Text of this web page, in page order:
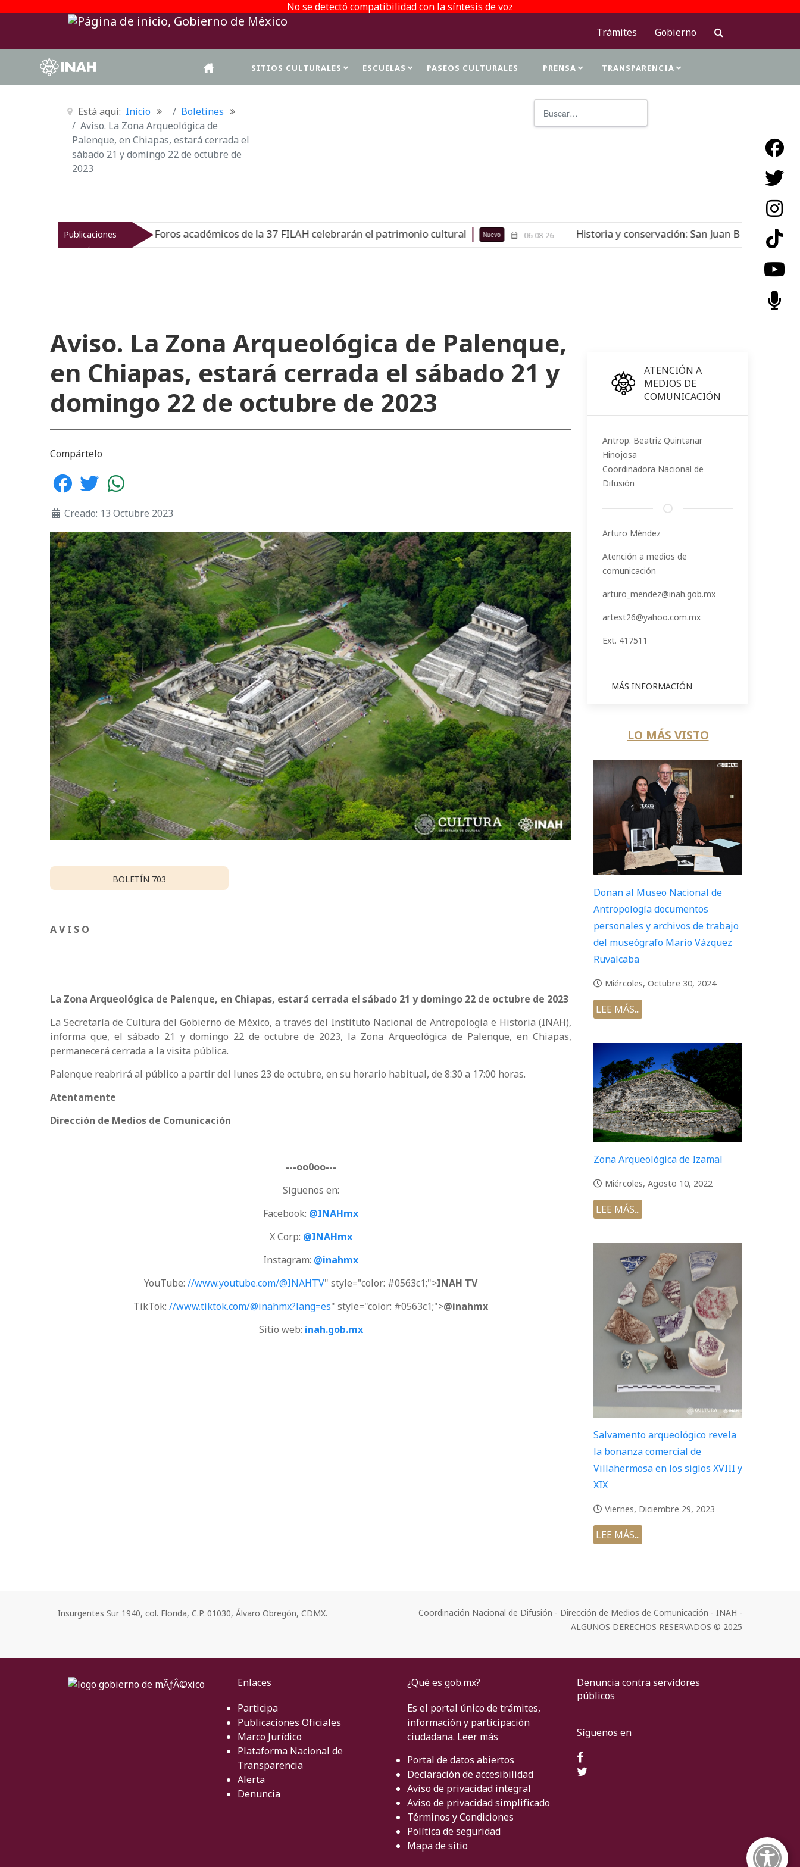
No se detectó compatibilidad con la síntesis de voz
Trámites
Gobierno
SITIOS CULTURALES ESCUELAS PASEOS CULTURALES PRENSA TRANSPARENCIA
Está aquí: Inicio
Boletines
Aviso. La Zona Arqueológica de
Palenque, en Chiapas, estará cerrada el
sábado 21 y domingo 22 de octubre de
2023
Publicaciones
recientes
Foros académicos de la 37 FILAH celebrarán el patrimonio cultural Nuevo 06-08-26 Historia y conservación: San Juan Bautista de Atenango del Río
Aviso. La Zona Arqueológica de Palenque,
en Chiapas, estará cerrada el sábado 21 y
domingo 22 de octubre de 2023
Compártelo
Creado: 13 Octubre 2023
BOLETÍN 703
A V I S O
La Zona Arqueológica de Palenque, en Chiapas, estará cerrada el sábado 21 y domingo 22 de octubre de 2023
La Secretaría de Cultura del Gobierno de México, a través del Instituto Nacional de Antropología e Historia (INAH),
informa que, el sábado 21 y domingo 22 de octubre de 2023, la Zona Arqueológica de Palenque, en Chiapas,
permanecerá cerrada a la visita pública.
Palenque reabrirá al público a partir del lunes 23 de octubre, en su horario habitual, de 8:30 a 17:00 horas.
Atentamente
Dirección de Medios de Comunicación
---oo0oo---
Síguenos en:
Facebook: @INAHmx
X Corp: @INAHmx
Instagram: @inahmx
YouTube: //www.youtube.com/@INAHTV" style="color: #0563c1;">INAH TV
TikTok: //www.tiktok.com/@inahmx?lang=es" style="color: #0563c1;">@inahmx
Sitio web: inah.gob.mx
ATENCIÓN A
MEDIOS DE
COMUNICACIÓN
Antrop. Beatriz Quintanar
Hinojosa
Coordinadora Nacional de
Difusión
Arturo Méndez
Atención a medios de
comunicación
arturo_mendez@inah.gob.mx
artest26@yahoo.com.mx
Ext. 417511
MÁS INFORMACIÓN
LO MÁS VISTO
Donan al Museo Nacional de
Antropología documentos
personales y archivos de trabajo
del museógrafo Mario Vázquez
Ruvalcaba
Miércoles, Octubre 30, 2024
LEE MÁS...
Zona Arqueológica de Izamal
Miércoles, Agosto 10, 2022
LEE MÁS...
Salvamento arqueológico revela
la bonanza comercial de
Villahermosa en los siglos XVIII y
XIX
Viernes, Diciembre 29, 2023
LEE MÁS...
Insurgentes Sur 1940, col. Florida, C.P. 01030, Álvaro Obregón, CDMX.
Coordinación Nacional de Difusión - Dirección de Medios de Comunicación - INAH -
ALGUNOS DERECHOS RESERVADOS © 2025
Enlaces
Participa
Publicaciones Oficiales
Marco Jurídico
Plataforma Nacional de
Transparencia
Alerta
Denuncia
¿Qué es gob.mx?
Es el portal único de trámites,
información y participación
ciudadana. Leer más
Portal de datos abiertos
Declaración de accesibilidad
Aviso de privacidad integral
Aviso de privacidad simplificado
Términos y Condiciones
Política de seguridad
Mapa de sitio
Denuncia contra servidores
públicos
Síguenos en